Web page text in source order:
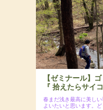
【ゼミナール】
『 拾えたらサイ
春まだ浅き最高に美し
よいたいと思います。ど